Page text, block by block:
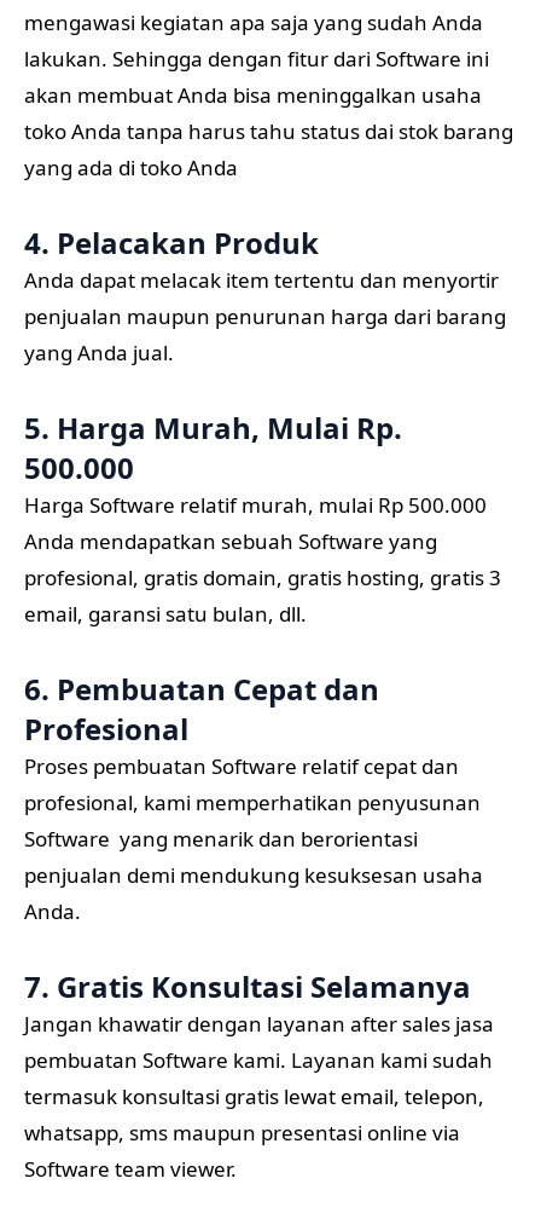
mengawasi kegiatan apa saja yang sudah Anda
lakukan. Sehingga dengan fitur dari Software ini
akan membuat Anda bisa meninggalkan usaha
toko Anda tanpa harus tahu status dai stok barang
yang ada di toko Anda
4. Pelacakan Produk
Anda dapat melacak item tertentu dan menyortir
penjualan maupun penurunan harga dari barang
yang Anda jual.
5. Harga Murah, Mulai Rp.
500.000
Harga Software relatif murah, mulai Rp 500.000
Anda mendapatkan sebuah Software yang
profesional, gratis domain, gratis hosting, gratis 3
email, garansi satu bulan, dll.
6. Pembuatan Cepat dan
Profesional
Proses pembuatan Software relatif cepat dan
profesional, kami memperhatikan penyusunan
Software yang menarik dan berorientasi
penjualan demi mendukung kesuksesan usaha
Anda.
7. Gratis Konsultasi Selamanya
Jangan khawatir dengan layanan after sales jasa
pembuatan Software kami. Layanan kami sudah
termasuk konsultasi gratis lewat email, telepon,
whatsapp, sms maupun presentasi online via
Software team viewer.